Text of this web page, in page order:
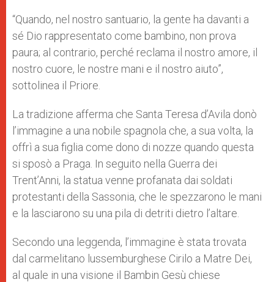
“Quando, nel nostro santuario, la gente ha davanti a
sé Dio rappresentato come bambino, non prova
paura; al contrario, perché reclama il nostro amore, il
nostro cuore, le nostre mani e il nostro aiuto”,
sottolinea il Priore.
La tradizione afferma che Santa Teresa d’Avila donò
l’immagine a una nobile spagnola che, a sua volta, la
offrì a sua figlia come dono di nozze quando questa
si sposò a Praga. In seguito nella Guerra dei
Trent’Anni, la statua venne profanata dai soldati
protestanti della Sassonia, che le spezzarono le mani
e la lasciarono su una pila di detriti dietro l’altare.
Secondo una leggenda, l’immagine è stata trovata
dal carmelitano lussemburghese Cirilo a Matre Dei,
al quale in una visione il Bambin Gesù chiese